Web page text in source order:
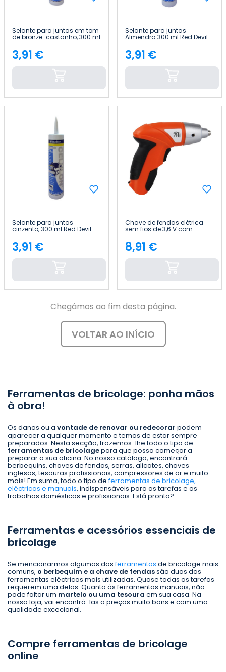
Selante para juntas em tom
de bronze-castanho, 300 ml
Preço
3,91 €
Selante para juntas
Almendra 300 ml Red Devil
Preço
3,91 €
Selante para juntas
cinzento, 300 ml Red Devil
Preço
3,91 €
Chave de fendas elétrica
sem fios de 3,6 V com
bateria recarregável de 1300
mAh 7house
Preço
8,91 €
Chegámos ao fim desta página.
VOLTAR AO INÍCIO
Ferramentas de bricolage: ponha mãos
à obra!
Os danos ou a vontade de renovar ou redecorar podem
aparecer a qualquer momento e temos de estar sempre
preparados. Nesta secção, trazemos-lhe todo o tipo de
ferramentas de bricolagepara que possa começar a
preparar a sua oficina. No nosso catálogo, encontrará
berbequins, chaves de fendas, serras, alicates, chaves
inglesas, tesouras profissionais, compressores de ar e muito
mais! Em suma, todo o tipo deferramentas de bricolage,
eléctricas e manuais, indispensáveis para as tarefas e os
trabalhos domésticos e profissionais. Está pronto?
Ferramentas e acessórios essenciais de
bricolage
Se mencionarmos algumas dasferramentas de bricolage mais
comuns, o berbequim e a chave de fendassão duas das
ferramentas eléctricas mais utilizadas. Quase todas as tarefas
requerem uma delas. Quanto às ferramentas manuais, não
pode faltar um martelo ou uma tesoura em sua casa. Na
nossa loja, vai encontrá-las a preços muito bons e com uma
qualidade excecional.
Compre ferramentas de bricolage
online